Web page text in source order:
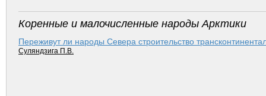
Коренные и малочисленные народы Арктики
Переживут ли народы Севера строительство
Суляндзига П.В.